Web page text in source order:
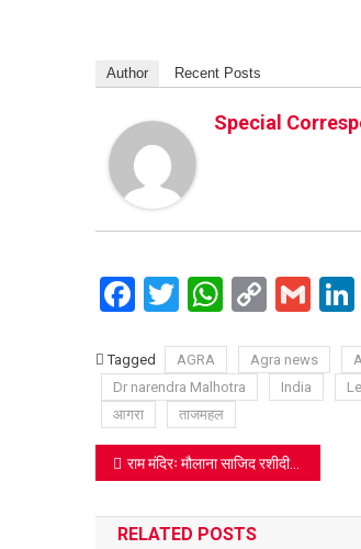
Author Recent Posts
Special
Facebook
TwitterCopy
Tagged AGRA Agra news
Dr narendra Malhotra
India
आगरा
ताजमहल
Post
navigation
राम मंदिरः मौलाना साजिद रशीदी की टिप्पणी पर राष्ट्रीय बजरंग दल गुस्से में
RELATED POSTS